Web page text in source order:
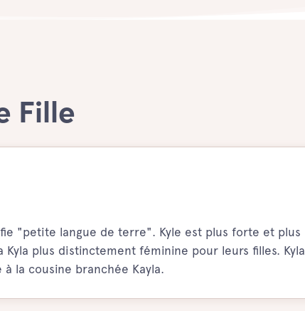
Fille
"petite langue de terre". Kyle est plus forte et plus
plus distinctement féminine pour leurs filles. Kyla
la cousine branchée Kayla.